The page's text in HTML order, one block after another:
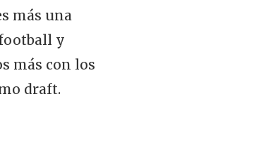
más una
y
más con los
draft.